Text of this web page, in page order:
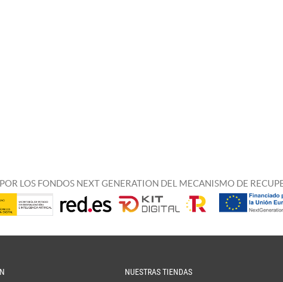
LOS FONDOS NEXT GENERATION DEL MECANISMO DE
NUESTRAS TIENDAS